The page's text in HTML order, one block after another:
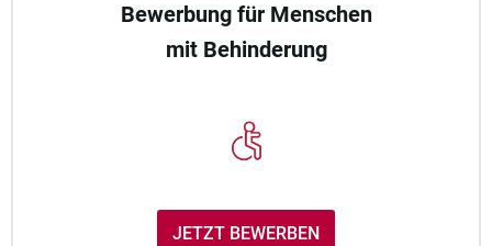
Bewerbung für Menschen
mit Behinderung
JETZT BEWERBEN